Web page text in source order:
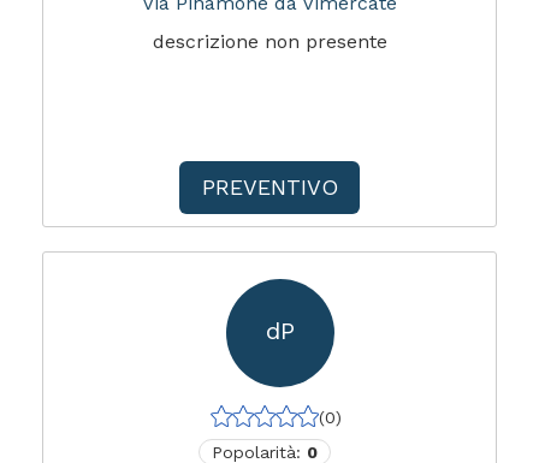
descrizione non presente
PREVENTIVO
dP
(0)
Popolarità: 0